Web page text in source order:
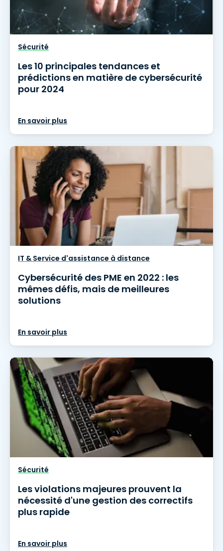
Sécurité
Les 10 principales tendances et
prédictions en matière de cybersécurité
pour 2024
En savoir plus
IT & Service d'assistance à distance
Cybersécurité des PME en 2022 : les
mêmes défis, mais de meilleures
solutions
En savoir plus
Sécurité
Les violations majeures prouvent la
nécessité d'une gestion des correctifs
plus rapide
En savoir plus